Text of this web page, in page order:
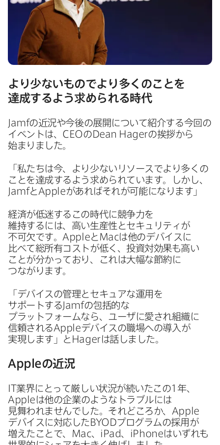
より​少ない​ものでより​多くの​ことを​
達成するよう​求められる​時代
Jamfの​近況や​今後の​展開に​ついて​紹介する​今回の​
イベントは、 CEOの Dean Hagerの​挨拶から​
始まりました。
「私たちは​今、​より​少ない​リソースで​より​多くの​
ことを​達成するよう​求められています。​しかし、
Jamfと Appleが​あれば​それが​可能に​なります」
経済が​低迷する​この​時代に​競争力を​
維持するには、​高い​生産性と​セキュリティが​
不可欠です。 Appleと Macは​他の​デバイスに​
比べて​総所有コストが​低く、​投資対効果も​高い​
ことが​分かっており、​これは​大幅な​節約に​
つながります。
「デバイスの​管理と​セキュアな​運用を​
サポートする Jamfの​包括的な​
プラットフォームなら、​ユーザに​愛され組織に​
信頼されるAppleデバイスの​職場への​導入が​
実現します」と Hagerは​話しました。
Appleの​近況
IT業界に​とって​厳しい​状況が​続いた​この1 年、
Apple は​他の​企業のような​トラブルには​
見舞われませんでした。​それどころか、 Apple
デバイスに​対応した BYODプログラムの​採用が​
増えた​ことで、
Mac、 iPad iPhoneは​いずれも​